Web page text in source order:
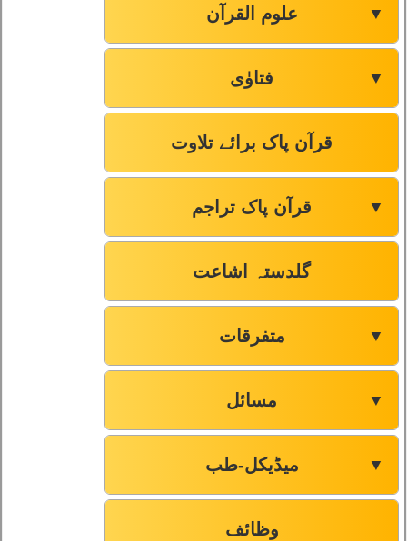
علوم القرآن ▼
فتاوٰی ▼
قرآن پاک برائے تلاوت
قرآن پاک تراجم ▼
گلدستہ اشاعت
متفرقات ▼
مسائل ▼
میڈیکل-طب ▼
وظائف